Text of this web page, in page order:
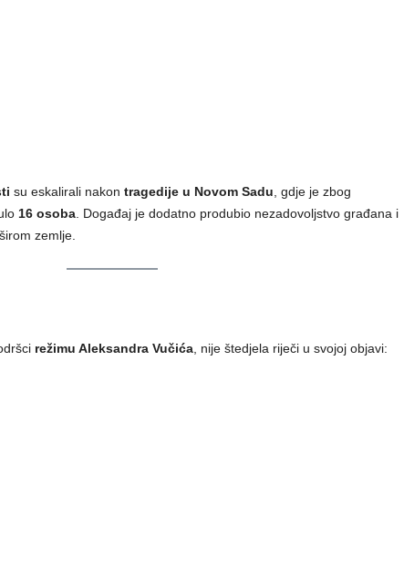
su eskalirali nakon tragedije u Novom Sadu , gdje je zbog
16 osoba. Događaj je dodatno produbio nezadovoljstvo građana i
zemlje.
režimu Aleksandra Vučića, nije štedjela riječi u svojoj objavi: